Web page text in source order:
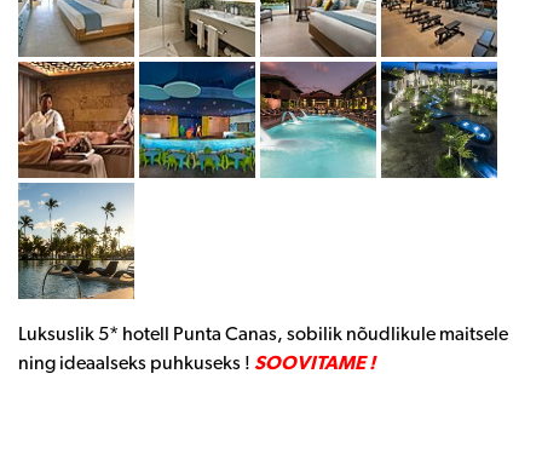
Luksuslik 5* hotell Punta Canas, sobilik nõudlikule maitsele
ning ideaalseks puhkuseks ! SOOVITAME !